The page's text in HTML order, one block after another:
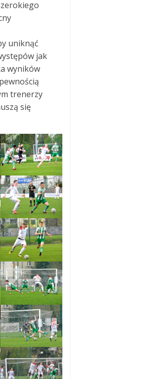
uniknąć
jak
wyników
trenerzy
się